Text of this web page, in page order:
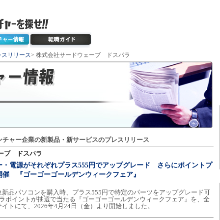
スリリース> 株式会社サードウェーブ ドスパラ
チャー企業の新製品・新サービスのプレスリリース
ブ ドスパラ
・電源がそれぞれプラス555円でアップグレード さらにポイントプ
『ゴーゴーゴールデンウィークフェア』
品パソコンを購入時、プラス555円で特定のパーツをアップグレード可
ポイントが抽選で当たる『ゴーゴーゴールデンウィークフェア』を、全
トにて、2026年4月24日（金）より開始しました。